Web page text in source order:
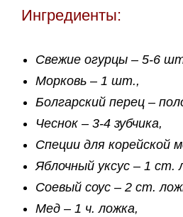
Ингредиенты:
Свежие огурцы – 5-6
Морковь – 1 шт.,
Болгарский перец –
Чеснок – 3-4 зубчика,
Специи для корейской
Яблочный уксус – 1 ст.
Соевый соус – 2 ст.
Мед – 1 ч. ложка,